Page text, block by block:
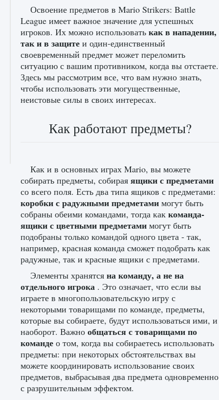
Освоение предметов в Mario Strikers: Battle
League имеет важное значение для успешных
игроков. Их можно использовать как в нападении,
так и в защите и один-единственный
своевременный предмет может переломить
ситуацию с вашим противником, когда вы отстаете.
Здесь мы рассмотрим все, что вам нужно знать,
чтобы использовать эти могущественные,
неистовые силы в своих интересах.
Как работают предметы?
Как и в основных играх Mario, вы можете
собирать предметы, собираяящики с предметами
со всего поля. Есть два типа ящиков с предметами:
коробки с радужными предметамимогут быть
собраны обеими командами, тогда каккоманда-
ящики с цветными предметамимогут быть
подобраны только командой одного цвета - так,
например, красная команда сможет подобрать как
радужные, так и красные ящики с предметами.
Элементы хранятсяна команду, а не на
отдельного игрока. Это означает, что если вы
играете в многопользовательскую игру с